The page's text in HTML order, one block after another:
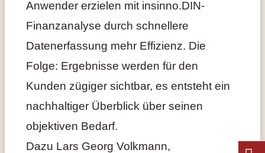
Anwender erzielen mit insinno.DIN-
Finanzanalyse durch schnellere
Datenerfassung mehr Effizienz. Die
Folge: Ergebnisse werden für den
Kunden zügiger sichtbar, es entsteht ein
nachhaltiger Überblick über seinen
objektiven Bedarf.
Dazu Lars Georg Volkmann,